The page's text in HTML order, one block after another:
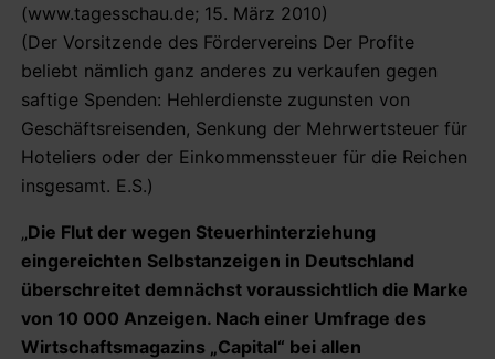
(www.tagesschau.de; 15. März 2010)
(Der Vorsitzende des Fördervereins Der Profite
beliebt nämlich ganz anderes zu verkaufen gegen
saftige Spenden: Hehlerdienste zugunsten von
Geschäftsreisenden, Senkung der Mehrwertsteuer für
Hoteliers oder der Einkommenssteuer für die Reichen
insgesamt. E.S.)
„Die Flut der wegen Steuerhinterziehung
eingereichten Selbstanzeigen in Deutschland
überschreitet demnächst voraussichtlich die Marke
von 10 000 Anzeigen. Nach einer Umfrage des
Wirtschaftsmagazins „Capital“ bei allen